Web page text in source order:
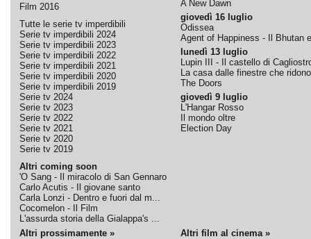
Film 2016
Tutte le serie tv imperdibili
Serie tv imperdibili 2024
Serie tv imperdibili 2023
Serie tv imperdibili 2022
Serie tv imperdibili 2021
Serie tv imperdibili 2020
Serie tv imperdibili 2019
Serie tv 2024
Serie tv 2023
Serie tv 2022
Serie tv 2021
Serie tv 2020
Serie tv 2019
Altri coming soon
'O Sang - Il miracolo di San Gennaro
Carlo Acutis - Il giovane santo
Carla Lonzi - Dentro e fuori dal m...
Cocomelon - Il Film
L'assurda storia della Gialappa's ...
A New Dawn
giovedì 16 luglio
Odissea
Agent of Happiness - Il Bhutan
lunedì 13 luglio
Lupin III - Il castello di
La casa dalle finestre che ridono
The Doors
giovedì 9 luglio
L'Hangar Rosso
Il mondo oltre
Election Day
Altri prossimamente » Altri film al cinema »